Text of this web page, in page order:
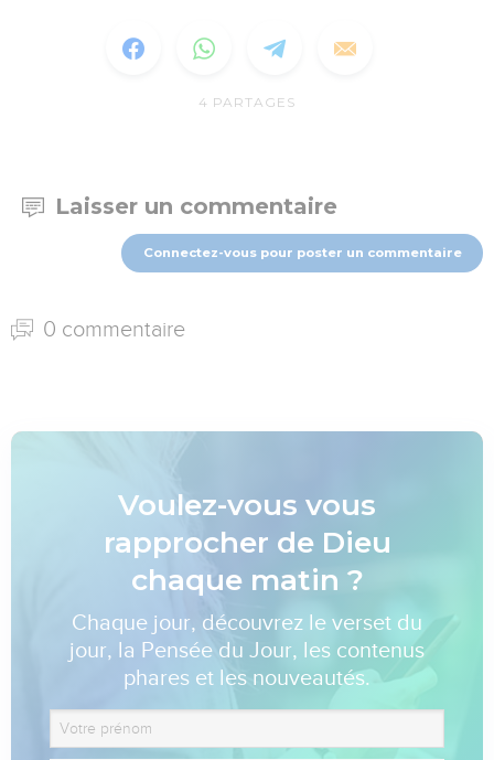
4 PARTAGES
Laisser un commentaire
Connectez-vous pour poster un commentaire
0 commentaire
Voulez-vous vous
rapprocher de Dieu
chaque matin ?
Chaque jour, découvrez le verset du
jour, la Pensée du Jour, les contenus
phares et les nouveautés.